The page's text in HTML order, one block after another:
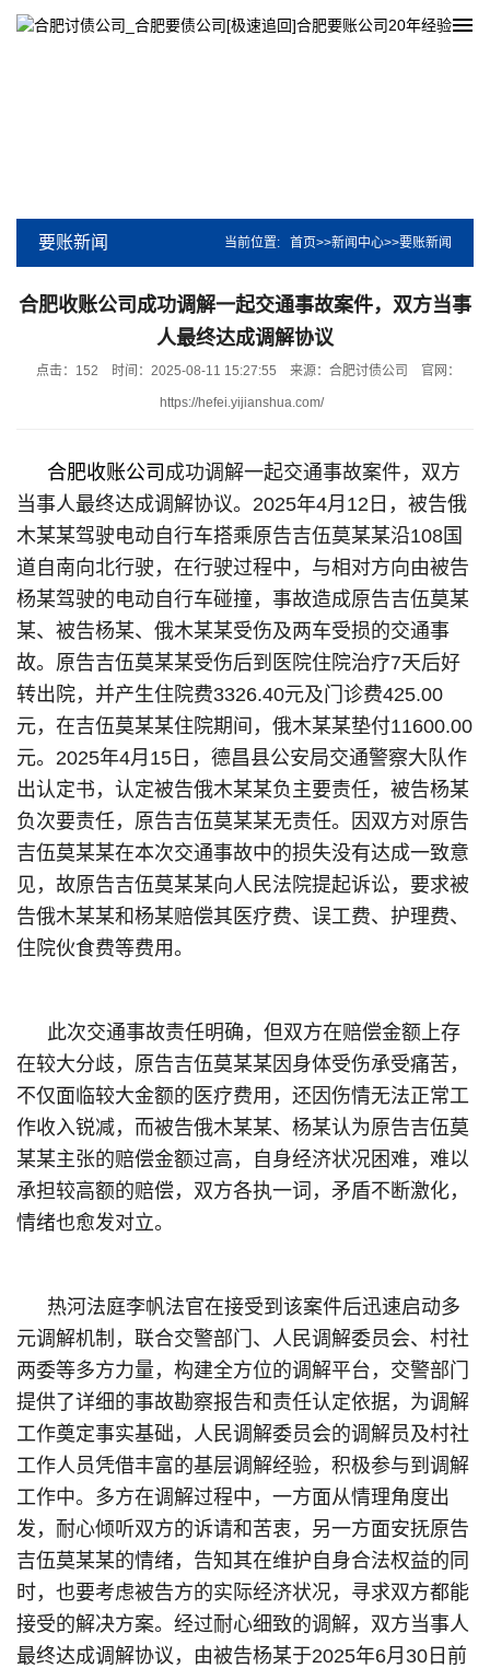
要账新闻 当前位置: 首页>>新闻中心>>要账新闻
合肥收账公司成功调解一起交通事故案件，双方当事
人最终达成调解协议
点击：152 时间：2025-08-11 15:27:55 来源：合肥讨债公司 官网：
https://hefei.yijianshua.com/
合肥收账公司 成功调解一起交通事故案件，双方
当事人最终达成调解协议。2025年4月12日，被告俄
木某某驾驶电动自行车搭乘原告吉伍莫某某沿108国
道自南向北行驶，在行驶过程中，与相对方向由被告
杨某驾驶的电动自行车碰撞，事故造成原告吉伍莫某
某、被告杨某、俄木某某受伤及两车受损的交通事
故。原告吉伍莫某某受伤后到医院住院治疗7天后好
转出院，并产生住院费3326.40元及门诊费425.00
元，在吉伍莫某某住院期间，俄木某某垫付11600.00
元。2025年4月15日，德昌县公安局交通警察大队作
出认定书，认定被告俄木某某负主要责任，被告杨某
负次要责任，原告吉伍莫某某无责任。因双方对原告
吉伍莫某某在本次交通事故中的损失没有达成一致意
见，故原告吉伍莫某某向人民法院提起诉讼，要求被
告俄木某某和杨某赔偿其医疗费、误工费、护理费、
住院伙食费等费用。
此次交通事故责任明确，但双方在赔偿金额上存
在较大分歧，原告吉伍莫某某因身体受伤承受痛苦，
不仅面临较大金额的医疗费用，还因伤情无法正常工
作收入锐减，而被告俄木某某、杨某认为原告吉伍莫
某某主张的赔偿金额过高，自身经济状况困难，难以
承担较高额的赔偿，双方各执一词，矛盾不断激化，
情绪也愈发对立。
热河法庭李帆法官在接受到该案件后迅速启动多
元调解机制，联合交警部门、人民调解委员会、村社
两委等多方力量，构建全方位的调解平台，交警部门
提供了详细的事故勘察报告和责任认定依据，为调解
工作奠定事实基础，人民调解委员会的调解员及村社
工作人员凭借丰富的基层调解经验，积极参与到调解
工作中。多方在调解过程中，一方面从情理角度出
发，耐心倾听双方的诉请和苦衷，另一方面安抚原告
吉伍莫某某的情绪，告知其在维护自身合法权益的同
时，也要考虑被告方的实际经济状况，寻求双方都能
接受的解决方案。经过耐心细致的调解，双方当事人
最终达成调解协议，由被告杨某于2025年6月30日前